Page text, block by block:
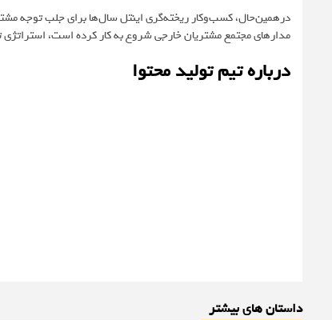
مدارهای مجتمع مشتریان خارجی شروع به کار کرده است، استراتژی
درباره تیم تولید محتوا
داستان های بیشتر